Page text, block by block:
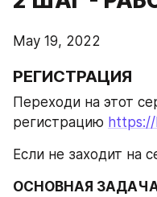
May 19, 2022
РЕГИСТРАЦИЯ
Переходи на этот
регистрацию
Если не заходит на
ОСНОВНАЯ